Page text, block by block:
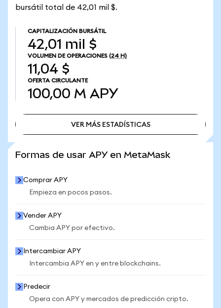
bursátil total de 42,01 mil $.
CAPITALIZACIÓN BURSÁTIL
42,01 mil $
VOLUMEN DE OPERACIONES (24 H)
11,04 $
OFERTA CIRCULANTE
100,00 M APY
VER MÁS ESTADÍSTICAS
Formas de usar APY en MetaMask
Comprar APY
Empieza en pocos pasos.
Vender APY
Cambia APY por efectivo.
Intercambiar APY
Intercambia APY en y entre blockchains.
Predecir
Opera con APY y mercados de predicción cripto.